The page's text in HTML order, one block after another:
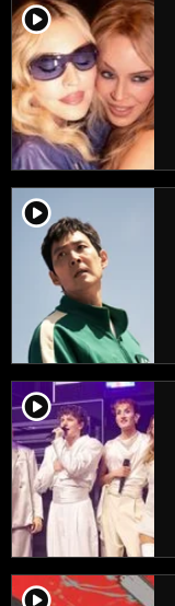
player2
player2
player2